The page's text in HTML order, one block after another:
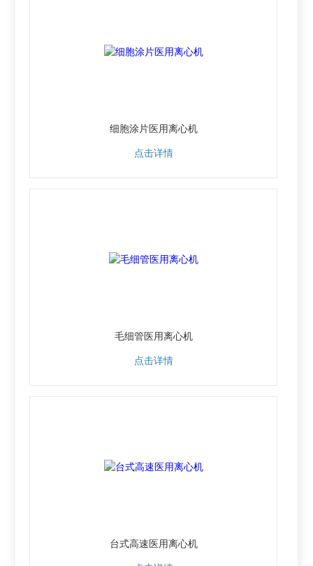
细胞涂片医用离心机
点击详情
毛细管医用离心机
点击详情
台式高速医用离心机